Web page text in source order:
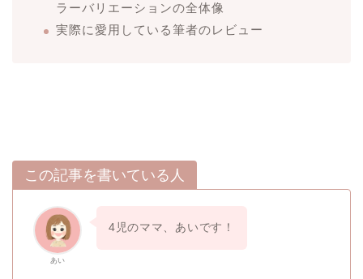
ラーバリエーションの全体像
実際に愛用している筆者のレビュー
この記事を書いている人
あい
4児のママ、あいです！